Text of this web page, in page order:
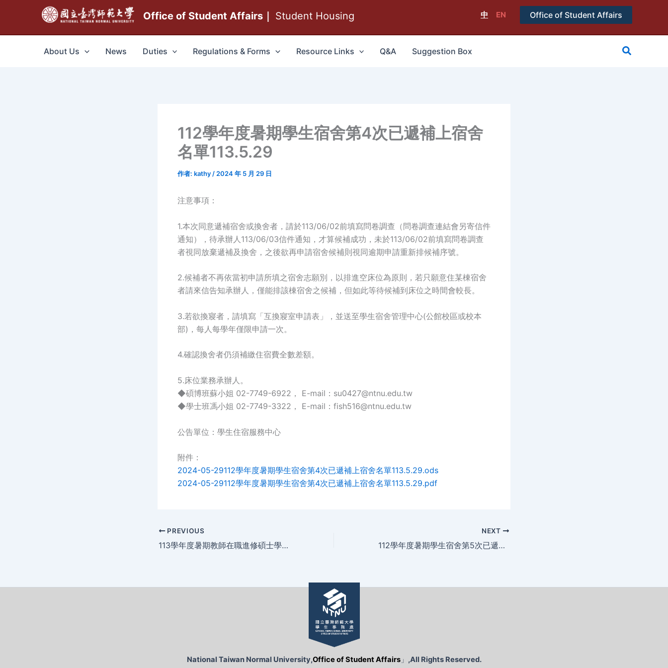
主
Office of Student Affairs｜ Student Housing 中 EN Office of Student Affairs
About Us News Duties Regulations & Forms Resource Links Q&A Suggestion Box
搜
112學年度暑期學生宿舍第4次已遞補上宿舍
名單113.5.29
作者: kathy / 2024 年 5 月 29 日
注意事項：
1.本次同意遞補宿舍或換舍者，請於113/06/02前填寫問卷調查（問卷調查連結會另寄信件
通知），待承辦人113/06/03信件通知，才算候補成功，未於113/06/02前填寫問卷調查
者視同放棄遞補及換舍，之後欲再申請宿舍候補則視同逾期申請重新排候補序號。
2.候補者不再依當初申請所填之宿舍志願別，以排進空床位為原則，若只願意住某棟宿舍
者請來信告知承辦人，僅能排該棟宿舍之候補，但如此等待候補到床位之時間會較長。
3.若欲換寢者，請填寫「互換寢室申請表」，並送至學生宿舍管理中心(公館校區或校本
部)，每人每學年僅限申請一次。
4.確認換舍者仍須補繳住宿費全數差額。
5.床位業務承辦人。
◆碩博班蘇小姐 02-7749-6922， E-mail：su0427@ntnu.edu.tw
◆學士班馮小姐 02-7749-3322， E-mail：fish516@ntnu.edu.tw
公告單位：學生住宿服務中心
附件：
2024-05-29112學年度暑期學生宿舍第4次已遞補上宿舍名單113.5.29.ods
2024-05-29112學年度暑期學生宿舍第4次已遞補上宿舍名單113.5.29.pdf
PREVIOUS
113學年度暑期教師在職進修碩士學位班遞補床位公告（113.5.28）
NEXT
112學年度暑期學生宿舍第5次已遞補上宿舍名單113.6.5
National Taiwan Normal University,Office of Student Affairs」 ,All Rights Reserved.